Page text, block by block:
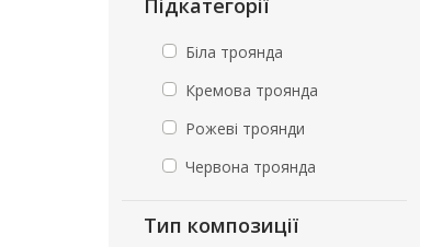
Підкатегорії
Біла троянда
Кремова троянда
Рожеві троянди
Червона троянда
Тип композиції